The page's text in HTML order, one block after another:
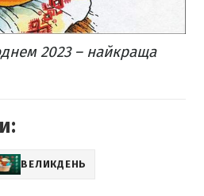
2023 – найкраща
ВЕЛИКДЕНЬ